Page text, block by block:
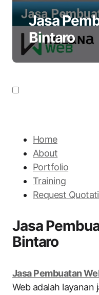
Jasa
Bintaro
Home
About
Portfolio
Training
Request
Jasa
Bintaro
Jasa Pembuatan
Web adalah layanan